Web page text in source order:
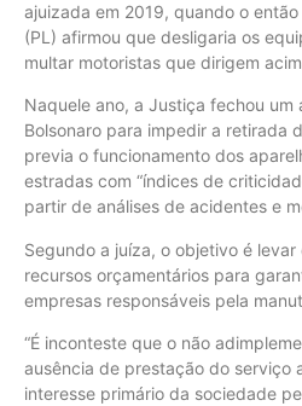
ajuizada em 2019, quando o
(PL) afirmou que desligaria os
multar motoristas que dirigem
Naquele ano, a Justiça fechou
Bolsonaro para impedir a retirada
previa o funcionamento dos
estradas com “índices de
partir de análises de acidentes e
Segundo a juíza, o objetivo é
recursos orçamentários para
empresas responsáveis pela
“É inconteste que o não
ausência de prestação do serviço
interesse primário da sociedade